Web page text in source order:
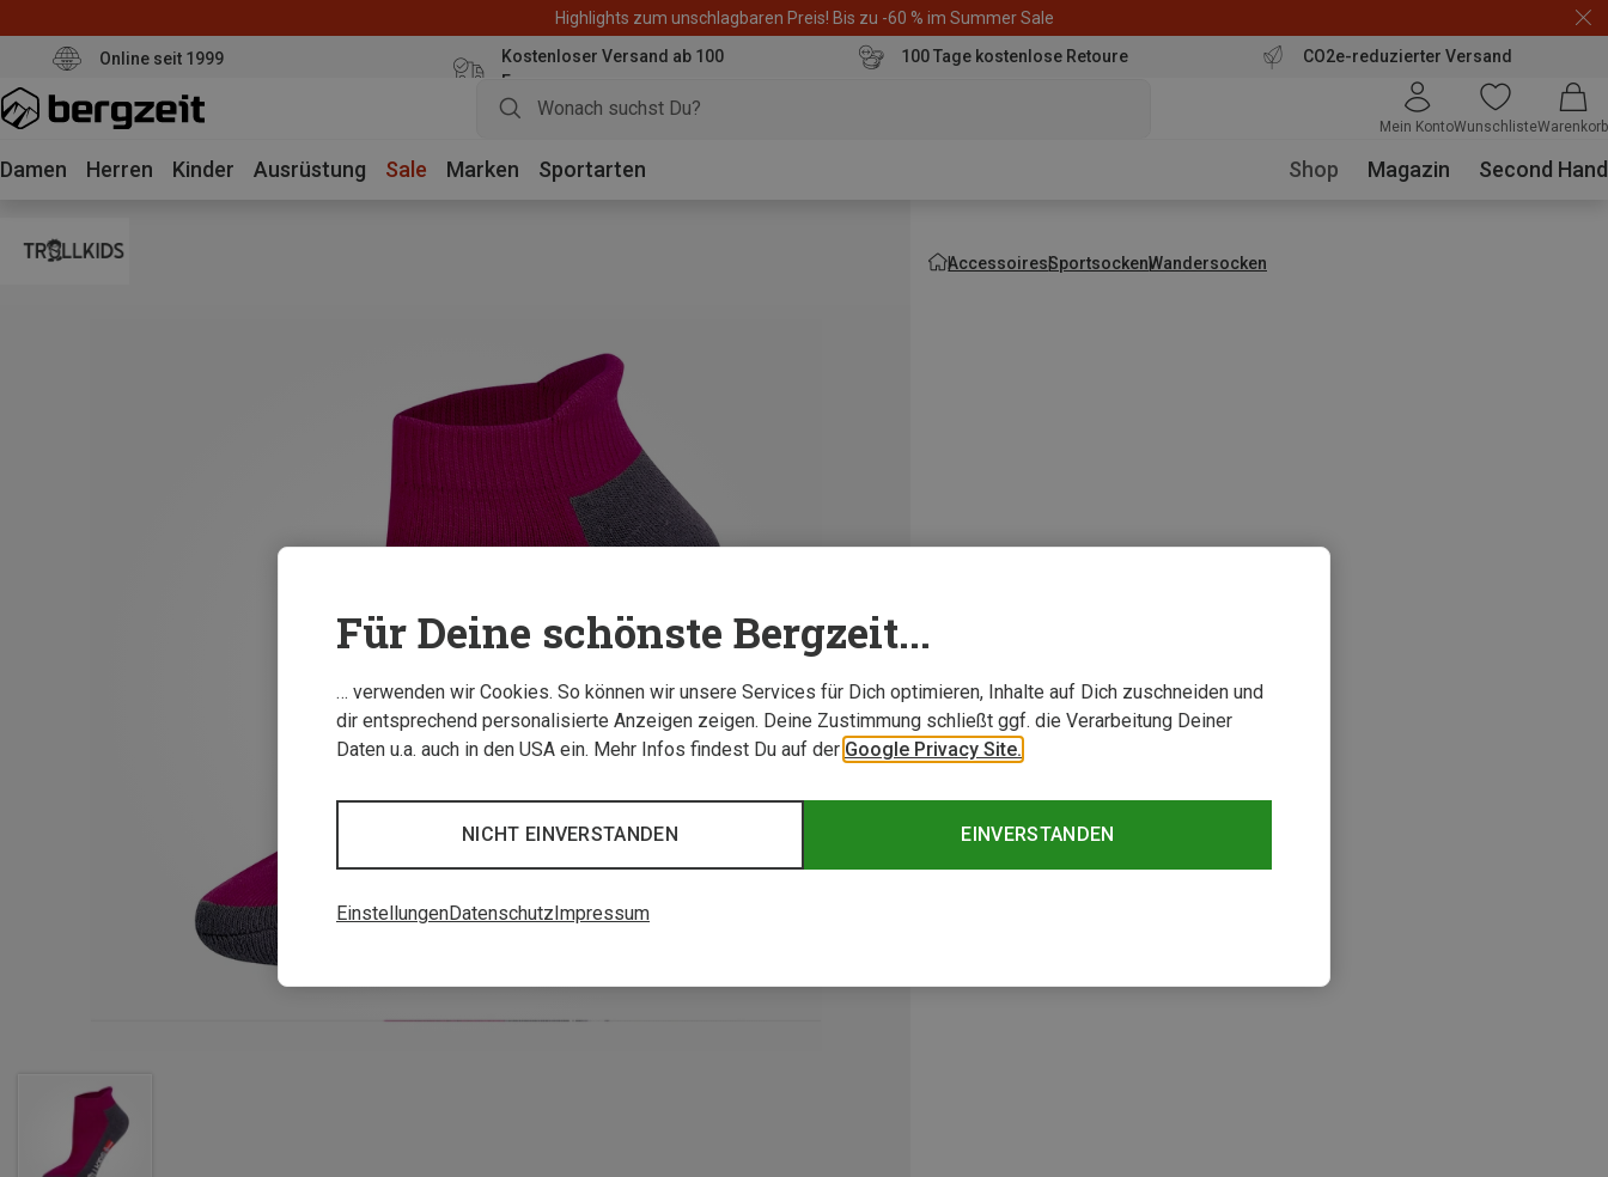
Highlights zum unschlagbaren Preis! Bis zu -60 % im Summer Sale
Online seit 1999
Kostenloser Versand ab 100
Euro
100 Tage kostenlose Retoure CO2e-reduzierter Versand
Mein KontoWunschlisteWarenkorb
Damen Herren Kinder Ausrüstung Sale Marken Sportarten Shop Magazin Second Hand
AccessoiresSportsockenWandersocken
Für Deine schönste Bergzeit...
… verwenden wir Cookies. So können wir unsere Services für Dich optimieren, Inhalte auf Dich zuschneiden und
dir entsprechend personalisierte Anzeigen zeigen. Deine Zustimmung schließt ggf. die Verarbeitung Deiner
Daten u.a. auch in den USA ein. Mehr Infos findest Du auf der Google Privacy Site.
EINVERSTANDEN
NICHT EINVERSTANDEN
EinstellungenDatenschutz Impressum